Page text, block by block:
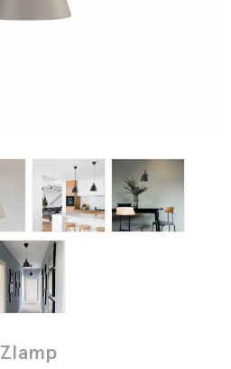
Zlamp